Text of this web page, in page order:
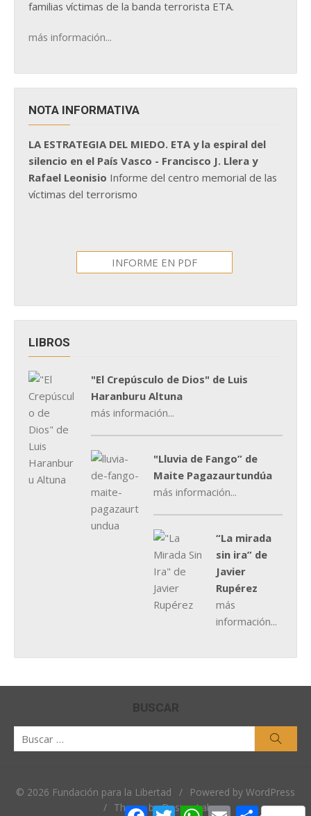
familias víctimas de la banda terrorista ETA.
más información...
NOTA INFORMATIVA
LA ESTRATEGIA DEL MIEDO. ETA y la espiral del
silencio en el País Vasco - Francisco J. Llera y
Rafael Leonisio Informe del centro memorial de las
víctimas del terrorismo
INFORME EN PDF
LIBROS
"El Crepúsculo de Dios" de Luis
Haranburu Altuna
más información...
"Lluvia de Fango” de
Maite Pagazaurtundúa
más información...
“La mirada
sin ira” de
Javier
Rupérez
más
información...
BUSCAR
© 2026 Fundación para la Libertad /
Powered by WordPress
/ Theme by Design Lab
Facebook
TwitterWhatsApp
EmailCompartir